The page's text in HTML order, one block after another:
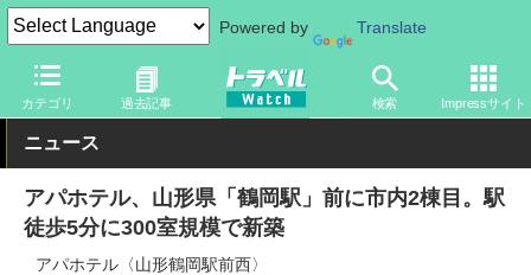
Powered by Translate
カテゴリ 過去記事 検索 Impressサイト
トラベル Watch 地域 国内旅行 山形
ニュース
アパホテル、山形県「鶴岡駅」前に市内2棟目。駅
徒歩5分に300室規模で新築
アパホテル〈山形鶴岡駅前西〉